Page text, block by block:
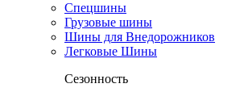
Спецшины
Грузовые шины
Шины для Внедорожников
Легковые Шины
Сезонность